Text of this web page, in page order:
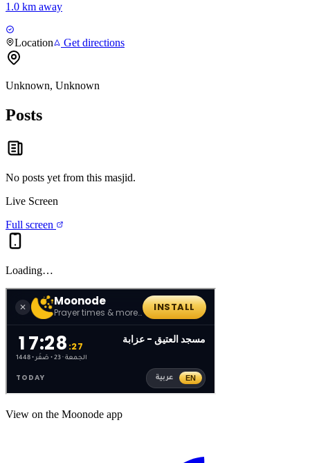
1.0 km away
Location Get directions
Unknown, Unknown
Posts
No posts yet from this masjid.
Live Screen
Full screen
Loading…
View on the Moonode app